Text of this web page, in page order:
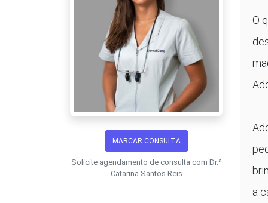
MARCAR CONSULTA
Solicite agendamento de consulta com Dr.ª
Catarina Santos Reis
O
a